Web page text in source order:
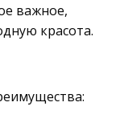
важное,
красота.